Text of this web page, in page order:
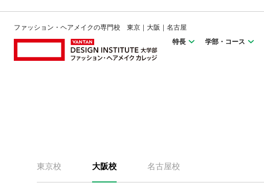
ファッション・ヘアメイクの専門校 東京｜大阪｜名古屋
特長
学部・コース
東京校 大阪校 名古屋校